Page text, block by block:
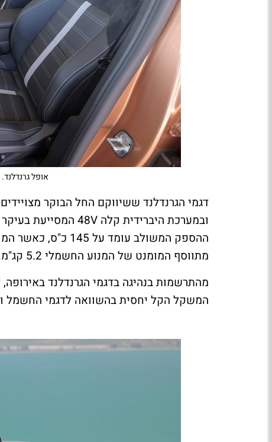
אופל
ובמערכת היברידית קלה 48V המסייעת
מתווסף המומנט של המנוע החשמלי 5.2 קג"מ. תיבת ההילוכים רובוטית בעלת שישה הילוכים.
מהתרשמות בנהיגה בדגמי הגרנדלנד
המשקל הקל יחסית בהשוואה לדגמי החשמל